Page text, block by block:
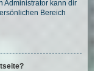
Administrator kann dir
Bereich